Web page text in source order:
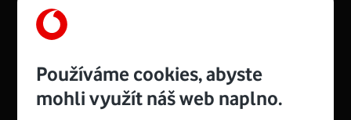
Používáme cookies, abyste
mohli využít náš web naplno.